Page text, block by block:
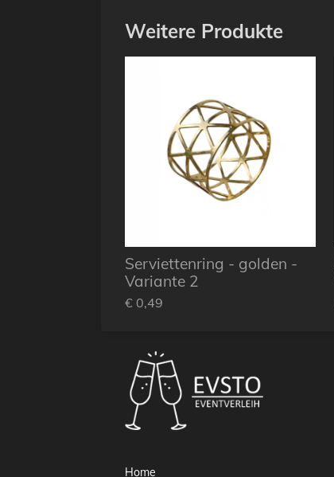
Weitere Produkte
Serviettenring - golden -
Variante 2
€ 0,49
Home